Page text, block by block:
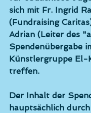
sich mit Fr. Ingrid
(Fundraising
Adrian (Leiter des
Spendenübergabe
Künstlergruppe El-
treffen.
Der Inhalt der
hauptsächlich